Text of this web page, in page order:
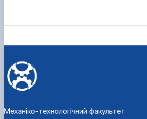
Механіко-технологічний факультет